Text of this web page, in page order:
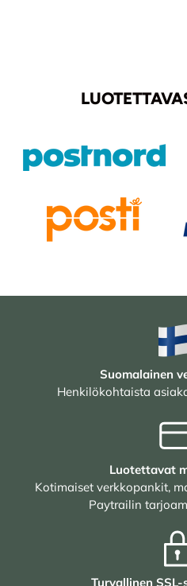
Suomalainen
Henkilökohtaista
Luotettavat
Kotimaiset verkkopankit,
Paytrailin
Turvallinen